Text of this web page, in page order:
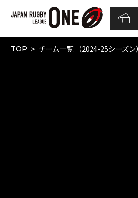
TOP チーム一覧 （2024-25シーズン）